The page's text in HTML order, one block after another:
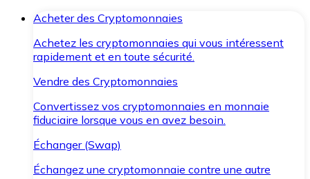
Acheter des Cryptomonnaies
Achetez les cryptomonnaies qui vous intéressent
rapidement et en toute sécurité.
Vendre des Cryptomonnaies
Convertissez vos cryptomonnaies en monnaie
fiduciaire lorsque vous en avez besoin.
Échanger (Swap)
Échangez une cryptomonnaie contre une autre